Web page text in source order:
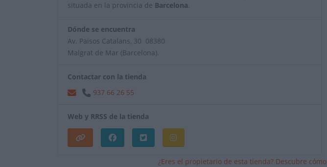
situada en la provincia de Barcelona.
Dónde se encuentra
Av. Països Catalans, 30 08380
Malgrat de Mar (Barcelona).
Contactar con la tienda
937 66 26 55
Web y RRSS de la tienda
¿Eres el propietario de esta tienda? Descubre cómo